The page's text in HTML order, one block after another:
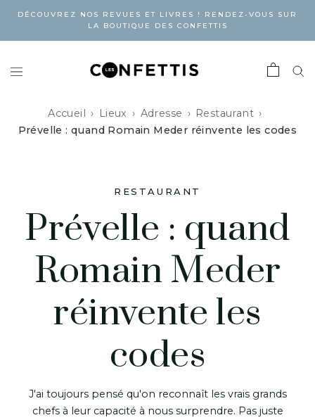
DÉCOUVREZ NOS REVUES ET LIVRES ! RENDEZ-VOUS SUR
LA BOUTIQUE DES CONFETTIS
Accueil Lieux Adresse
Restaurant
Prévelle : quand Romain Meder réinvente les codes
RESTAURANT
Prévelle : quand
Romain Meder
réinvente les
codes
J'ai toujours pensé qu'on reconnaît les vrais grands
chefs à leur capacité à nous surprendre. Pas juste